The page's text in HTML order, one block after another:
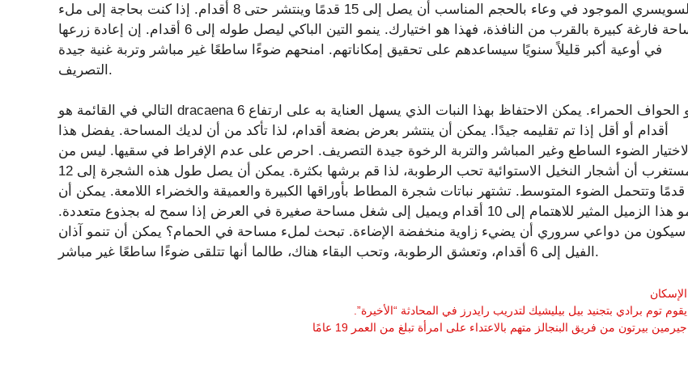
السويسري الموجود في وعاء بالحجم المناسب أن يصل إلى 15 قدمًا وينتشر حتى 8 أقدام. إذا كنت بحاجة إلى ملء
مساحة فارغة كبيرة بالقرب من النافذة، فهذا هو اختيارك. ينمو التين الباكي ليصل طوله إلى 6 أقدام. إن إعادة زرعها
في أوعية أكبر قليلاً سنويًا سيساعدهم على تحقيق إمكاناتهم. امنحهم ضوءًا ساطعًا غير مباشر وتربة غنية جيدة
التصريف.
التالي في القائمة هو dracaena ذو الحواف الحمراء. يمكن الاحتفاظ بهذا النبات الذي يسهل العناية به على ارتفاع 6
أقدام أو أقل إذا تم تقليمه جيدًا. يمكن أن ينتشر بعرض بضعة أقدام، لذا تأكد من أن لديك المساحة. يفضل هذا
الاختيار الضوء الساطع وغير المباشر والتربة الرخوة جيدة التصريف. احرص على عدم الإفراط في سقيها. ليس من
المستغرب أن أشجار النخيل الاستوائية تحب الرطوبة، لذا قم برشها بكثرة. يمكن أن يصل طول هذه الشجرة إلى 12
قدمًا وتتحمل الضوء المتوسط. تشتهر نباتات شجرة المطاط بأوراقها الكبيرة والعميقة والخضراء اللامعة. يمكن أن
ينمو هذا الزميل المثير للاهتمام إلى 10 أقدام ويميل إلى شغل مساحة صغيرة في العرض إذا سمح له بجذوع متعددة.
سيكون من دواعي سروري أن يضيء زاوية منخفضة الإضاءة. تبحث لملء مساحة في الحمام؟ يمكن أن تنمو آذان
الفيل إلى 6 أقدام، وتعشق الرطوبة، وتحب البقاء هناك، طالما أنها تتلقى ضوءًا ساطعًا غير مباشر.
التصنيفات
الإسكان
يقوم توم برادي بتجنيد بيل بيليشيك لتدريب رايدرز في المحادثة “الأخيرة”.
جيرمين بيرتون من فريق البنجالز متهم بالاعتداء على امرأة تبلغ من العمر 19 عامًا